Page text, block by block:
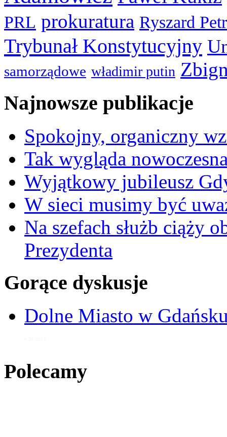
PRL prokuratura Ryszard
Trybunał Konstytucyjny
samorządowe władimir putin
Najnowsze publikacje
Spokojny, organiczny
Tak wygląda
Wyjątkowy jubileusz
W sieci musimy być
Na szefach służb ciąży
Prezydenta
Gorące dyskusje
Dolne Miasto w
Polecamy